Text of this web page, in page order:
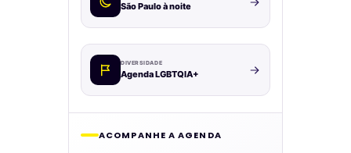
São Paulo à noite
DIVERSIDADE
Agenda LGBTQIA+
ACOMPANHE A AGENDA